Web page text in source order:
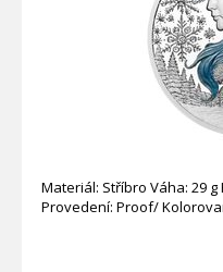
Materiál: Stříbro Váha: 29 g
Provedení: Proof/